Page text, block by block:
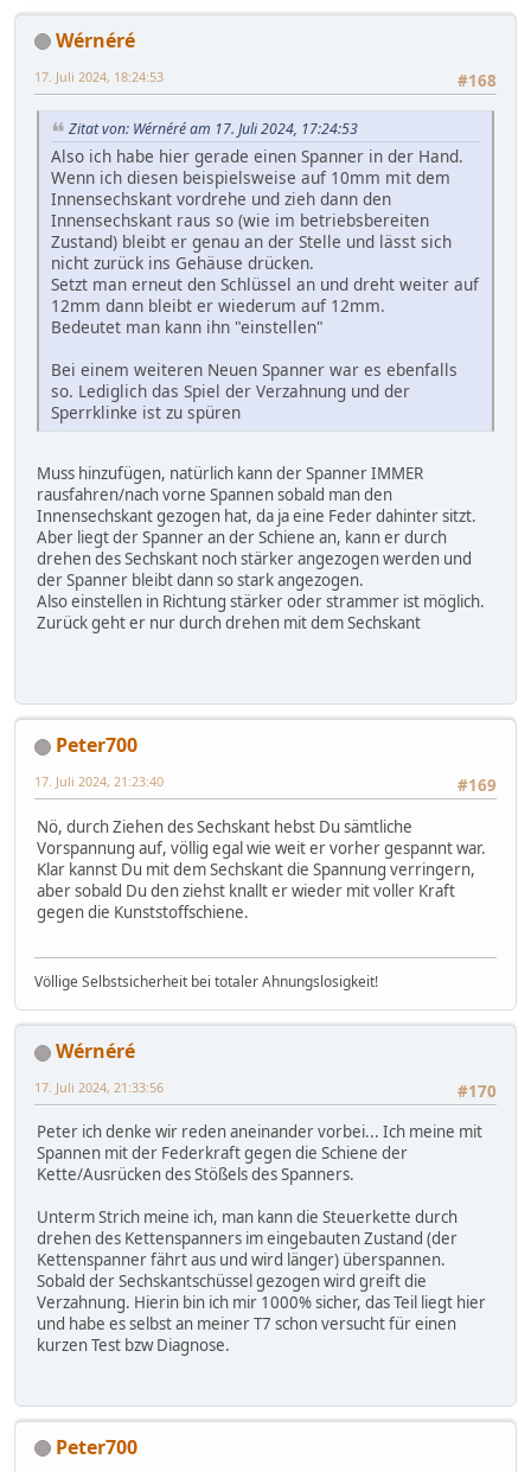
Wérnéré
#168
17. Juli 2024, 18:24:53
Zitat von: Wérnéré am 17. Juli 2024, 17:24:53
Also ich habe hier gerade einen Spanner in der Hand.
Wenn ich diesen beispielsweise auf 10mm mit dem
Innensechskant vordrehe und zieh dann den
Innensechskant raus so (wie im betriebsbereiten
Zustand) bleibt er genau an der Stelle und lässt sich
nicht zurück ins Gehäuse drücken.
Setzt man erneut den Schlüssel an und dreht weiter auf
12mm dann bleibt er wiederum auf 12mm.
Bedeutet man kann ihn "einstellen"
Bei einem weiteren Neuen Spanner war es ebenfalls
so. Lediglich das Spiel der Verzahnung und der
Sperrklinke ist zu spüren
Muss hinzufügen, natürlich kann der Spanner IMMER
rausfahren/nach vorne Spannen sobald man den
Innensechskant gezogen hat, da ja eine Feder dahinter sitzt.
Aber liegt der Spanner an der Schiene an, kann er durch
drehen des Sechskant noch stärker angezogen werden und
der Spanner bleibt dann so stark angezogen.
Also einstellen in Richtung stärker oder strammer ist möglich.
Zurück geht er nur durch drehen mit dem Sechskant
Peter700
#169
17. Juli 2024, 21:23:40
Nö, durch Ziehen des Sechskant hebst Du sämtliche
Vorspannung auf, völlig egal wie weit er vorher gespannt war.
Klar kannst Du mit dem Sechskant die Spannung verringern,
aber sobald Du den ziehst knallt er wieder mit voller Kraft
gegen die Kunststoffschiene.
Völlige Selbstsicherheit bei totaler Ahnungslosigkeit!
Wérnéré
#170
17. Juli 2024, 21:33:56
Peter ich denke wir reden aneinander vorbei... Ich meine mit
Spannen mit der Federkraft gegen die Schiene der
Kette/Ausrücken des Stößels des Spanners.
Unterm Strich meine ich, man kann die Steuerkette durch
drehen des Kettenspanners im eingebauten Zustand (der
Kettenspanner fährt aus und wird länger) überspannen.
Sobald der Sechskantschüssel gezogen wird greift die
Verzahnung. Hierin bin ich mir 1000% sicher, das Teil liegt hier
und habe es selbst an meiner T7 schon versucht für einen
kurzen Test bzw Diagnose.
Peter700